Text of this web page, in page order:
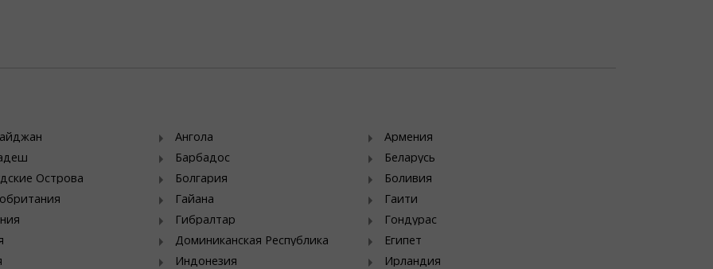
Ангола
Армения
Барбадос
Беларусь
Острова
Болгария
Боливия
Гайана
Гаити
Гибралтар
Гондурас
Доминиканская Республика
Египет
Индонезия
Ирландия